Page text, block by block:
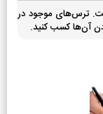
ترس‌های موجود در
آن‌ها کسب کنید.